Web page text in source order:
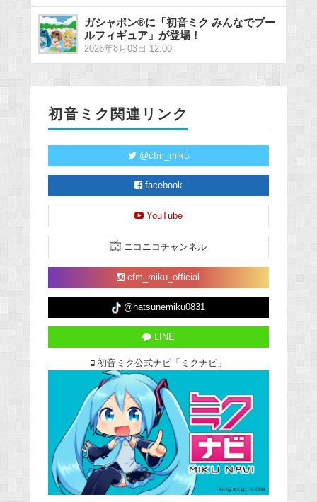
ガシャポン®に「初音ミク みんなでプー
ルフィギュア」が登場！
2026年8月03日 12:00
初音ミク関連リンク
@cfm_miku
facebook
YouTube
ニコニコチャンネル
cfm_miku_official
@hatsunemiku0831
LINE
初音ミク公式ナビ「ミクナビ」